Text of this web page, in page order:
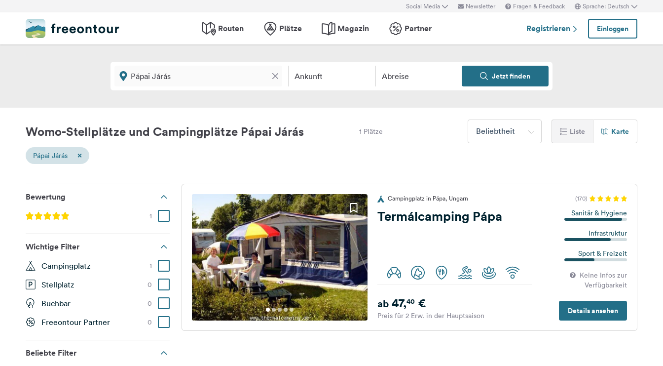
Social Media Newsletter Fragen & Feedback Sprache: Deutsch
Routen Plätze Magazin Partner Registrieren Einloggen
Ankunft Abreise Jetzt finden
Womo-Stellplätze und Campingplätze Pápai Járás 1 Plätze Beliebtheit Liste Karte
Pápai Járás ×
Bewertung
1
Wichtige Filter
Campingplatz 1
Stellplatz 0
Buchbar 0
Freeontour Partner 0
Beliebte Filter
Campingplatz in Pápa, Ungarn (170)
Termálcamping Pápa Sanitär & Hygiene
Infrastruktur
Sport & Freizeit
Keine Infos zur
Verfügbarkeit
Details ansehen
ab47,40€
Preis für 2 Erw. in der Hauptsaison